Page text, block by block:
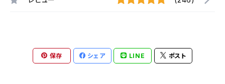
保存 シェア LINE ポスト